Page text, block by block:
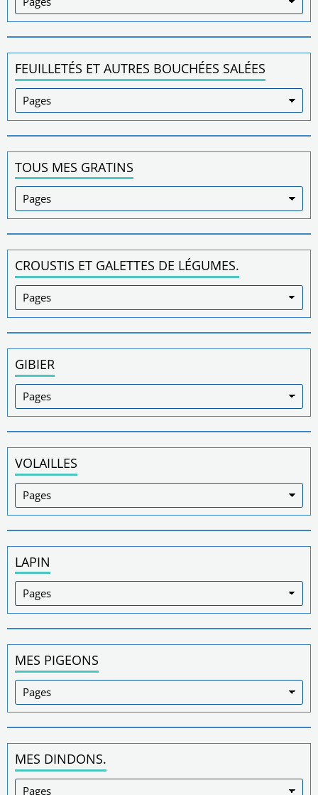
FEUILLETÉS ET AUTRES BOUCHÉES SALÉES
TOUS MES GRATINS
CROUSTIS ET GALETTES DE LÉGUMES.
GIBIER
VOLAILLES
LAPIN
MES PIGEONS
MES DINDONS.